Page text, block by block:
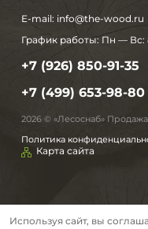
E-mail: info@the-wood.ru
График работы: Пн — Вс:
+7 (926) 850-91-35
+7 (499) 653-98-80
2026 © «Лесоснаб»
Политика
Карта сайта
Используя сайт, вы